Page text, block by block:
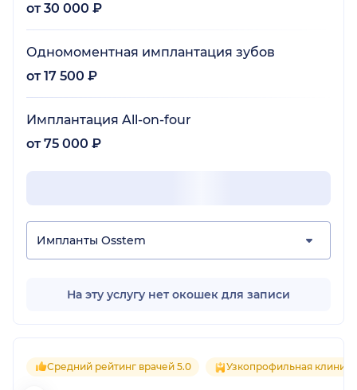
от 30 000 ₽
Одномоментная имплантация зубов
от 17 500 ₽
Имплантация All-on-four
от 75 000 ₽
Импланты Osstem
На эту услугу нет окошек для записи
Средний рейтинг врачей 5.0 Узкопрофильная клиника